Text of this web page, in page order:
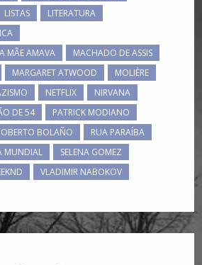
LISTAS
LITERATURA
MÃE AMAVA
MACHADO DE ASSIS
MARGARET ATWOOD
MOLIÈRE
NETFLIX
NIRVANA
DE 54
PATRICK MODIANO
BOLAÑO
RUA PARAÍBA
MUNDIAL
SELENA GOMEZ
VLADIMIR NABOKOV